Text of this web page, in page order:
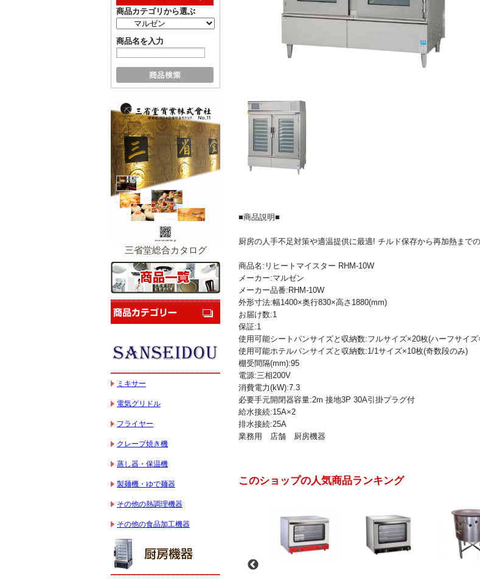
■商品説明■
厨房の人手不足対策や適温提供に最適! チルド保存から再加熱まで
商品名:リヒートマイスター RHM-10W
メーカー:マルゼン
メーカー品番:RHM-10W
外形寸法:幅1400×奥行830×高さ1880(mm)
お届け数:1
保証:1
使用可能シートパンサイズと収納数:フルサイズ×20枚(ハーフサイズ
使用可能ホテルパンサイズと収納数:1/1サイズ×10枚(奇数段のみ)
棚受間隔(mm):95
電源:三相200V
消費電力(kW):7.3
必要手元開閉器容量:2m 接地3P 30A引掛プラグ付
給水接続:15A×2
排水接続:25A
業務用 店舗 厨房機器
このショップの人気商品ランキング
商品カテゴリから選ぶ
商品名を入力
三省堂総合カタログ
ミキサー
電気グリドル
フライヤー
クレープ焼き機
蒸し器・保温機
製麺機・ゆで麺器
その他の熱調理機器
その他の食品加工機器